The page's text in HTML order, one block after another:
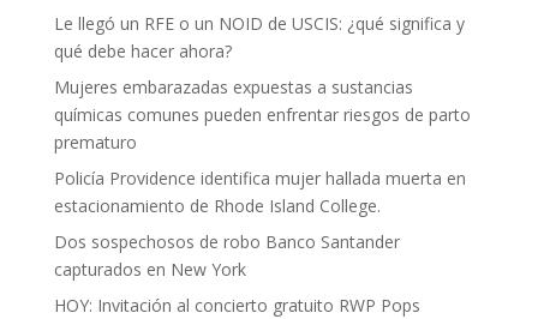
Le llegó un RFE o un NOID de USCIS: ¿qué significa y
qué debe hacer ahora?
Mujeres embarazadas expuestas a sustancias
químicas comunes pueden enfrentar riesgos de parto
prematuro
Policía Providence identifica mujer hallada muerta en
estacionamiento de Rhode Island College.
Dos sospechosos de robo Banco Santander
capturados en New York
HOY: Invitación al concierto gratuito RWP Pops